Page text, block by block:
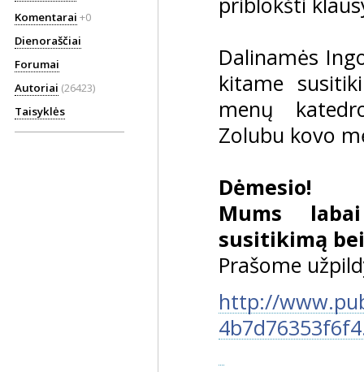
Komentarai +0
Dienoraščiai
Forumai
Autoriai (26423)
Taisyklės
Dalinamės
kitame
menų
Zolubu kovo
Dėmesio!
Mums
susitikimą
Prašome
http://